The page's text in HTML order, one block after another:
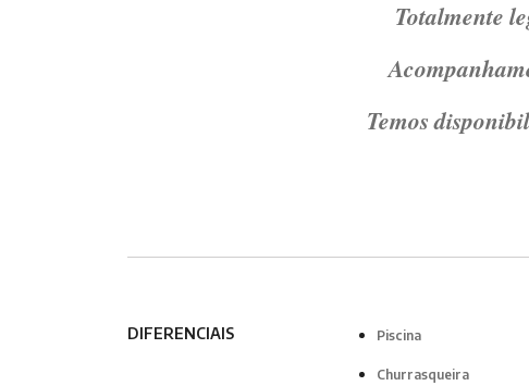
Totalmente
Temos
DIFERENCIAIS Piscina
Churrasqueira